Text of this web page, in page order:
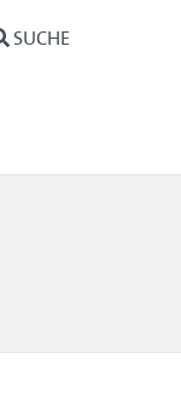
SUCHE